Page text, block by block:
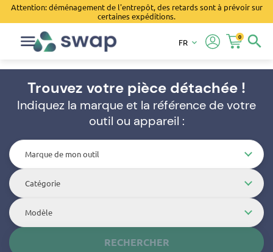
Attention: déménagement de l'entrepôt, des retards sont à prévoir sur
certaines expéditions.
search
0
FR keyboard_arrow_down
Trouvez votre pièce détachée !
Indiquez la marque et la référence de votre
outil ou appareil :
Marque de mon outil
Catégorie
Modèle
RECHERCHER